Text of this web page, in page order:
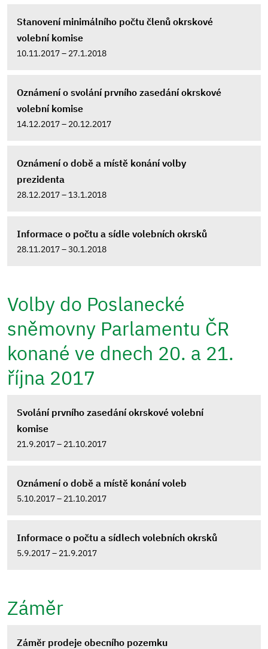
Stanovení minimálního počtu členů okrskové
volební komise
10.11.2017 – 27.1.2018
Oznámení o svolání prvního zasedání okrskové
volební komise
14.12.2017 – 20.12.2017
Oznámení o době a místě konání volby
prezidenta
28.12.2017 – 13.1.2018
Informace o počtu a sídle volebních okrsků
28.11.2017 – 30.1.2018
Volby do Poslanecké
sněmovny Parlamentu ČR
konané ve dnech 20. a 21.
října 2017
Svolání prvního zasedání okrskové volební
komise
21.9.2017 – 21.10.2017
Oznámení o době a místě konání voleb
5.10.2017 – 21.10.2017
Informace o počtu a sídlech volebních okrsků
5.9.2017 – 21.9.2017
Záměr
Záměr prodeje obecního pozemku